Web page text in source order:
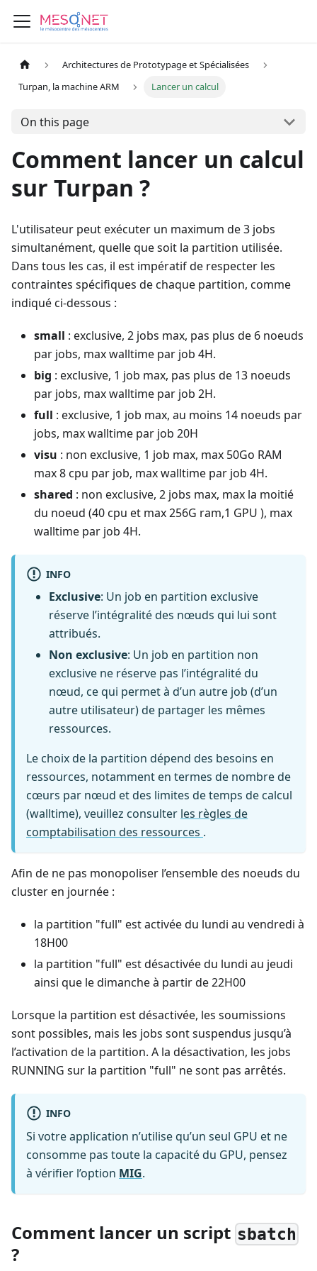
Architectures de Prototypage et Spécialisées
Turpan, la machine ARM
Lancer un calcul
On this page
Comment lancer un calcul
sur Turpan ?
L'utilisateur peut exécuter un maximum de 3 jobs
simultanément, quelle que soit la partition utilisée.
Dans tous les cas, il est impératif de respecter les
contraintes spécifiques de chaque partition, comme
indiqué ci-dessous :
small : exclusive, 2 jobs max, pas plus de 6 noeuds
par jobs, max walltime par job 4H.
big : exclusive, 1 job max, pas plus de 13 noeuds
par jobs, max walltime par job 2H.
full : exclusive, 1 job max, au moins 14 noeuds par
jobs, max walltime par job 20H
visu : non exclusive, 1 job max, max 50Go RAM
max 8 cpu par job, max walltime par job 4H.
shared : non exclusive, 2 jobs max, max la moitié
du noeud (40 cpu et max 256G ram,1 GPU ), max
walltime par job 4H.
INFO
Exclusive: Un job en partition exclusive
réserve l’intégralité des nœuds qui lui sont
attribués.
Non exclusive: Un job en partition non
exclusive ne réserve pas l’intégralité du
nœud, ce qui permet à d’un autre job (d’un
autre utilisateur) de partager les mêmes
ressources.
Le choix de la partition dépend des besoins en
ressources, notamment en termes de nombre de
cœurs par nœud et des limites de temps de calcul
(walltime), veuillez consulter les règles de
comptabilisation des ressources .
Afin de ne pas monopoliser l’ensemble des noeuds du
cluster en journée :
la partition "full" est activée du lundi au vendredi à
18H00
la partition "full" est désactivée du lundi au jeudi
ainsi que le dimanche à partir de 22H00
Lorsque la partition est désactivée, les soumissions
sont possibles, mais les jobs sont suspendus jusqu’à
l’activation de la partition. A la désactivation, les jobs
RUNNING sur la partition "full" ne sont pas arrêtés.
INFO
Si votre application n’utilise qu’un seul GPU et ne
consomme pas toute la capacité du GPU, pensez
à vérifier l’option MIG.
Comment lancer un script sbatch
?